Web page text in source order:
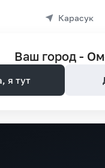
Карасук
Управление
Ваш город -
я тут